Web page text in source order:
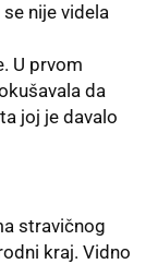
nije videla
U prvom
da
joj je davalo
stravičnog
kraj. Vidno